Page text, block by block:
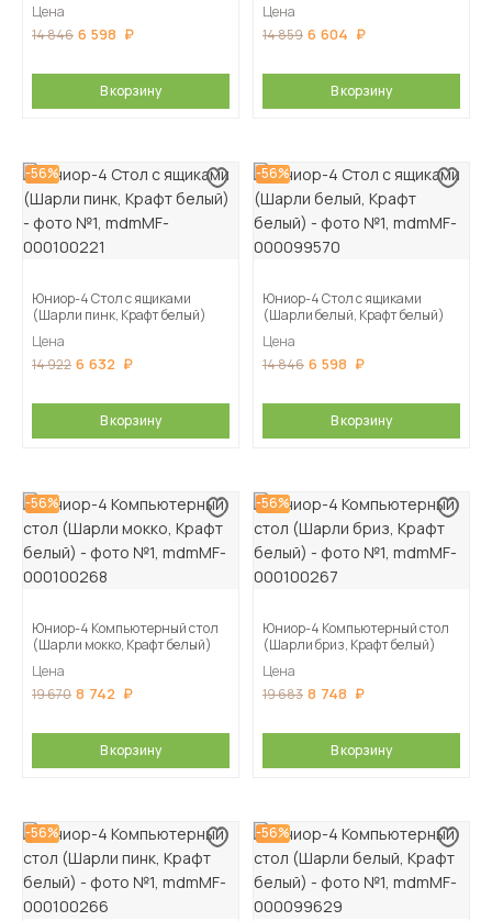
Цена
14 846 6 598
В корзину
Цена
14 859 6 604
В корзину
-56%
Юниор-4 Стол с ящиками
(Шарли пинк, Крафт белый)
Цена
14 922 6 632
В корзину
-56%
Юниор-4 Стол с ящиками
(Шарли белый, Крафт белый)
Цена
14 846 6 598
В корзину
-56%
Юниор-4 Компьютерный стол
(Шарли мокко, Крафт белый)
Цена
19 670 8 742
В корзину
-56%
Юниор-4 Компьютерный стол
(Шарли бриз, Крафт белый)
Цена
19 683 8 748
В корзину
-56% -56%